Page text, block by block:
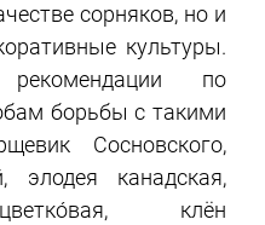
сорняков, но и
культуры.
по
борьбы с такими
Сосновского,
элодея канадская,
клён